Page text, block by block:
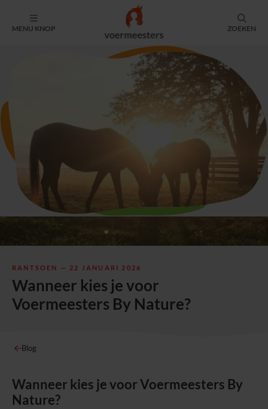
MENU KNOP ZOEKEN
RANTSOEN — 22 JANUARI 2026
Wanneer kies je voor
Voermeesters By Nature?
Blog
Wanneer kies je voor Voermeesters By
Nature?